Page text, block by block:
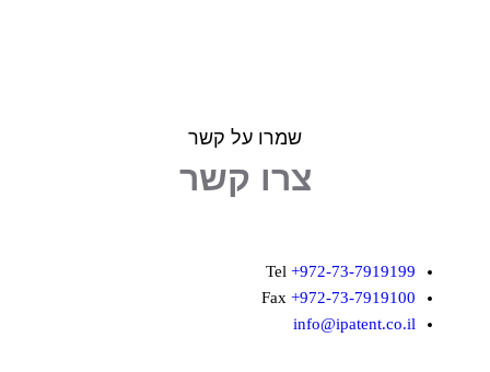
שמרו על קשר
צרו קשר
Tel +972-73-7919199
Fax +972-73-7919100
info@ipatent.co.il